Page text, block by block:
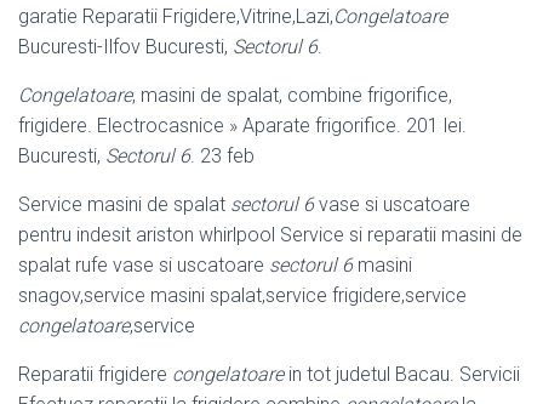
garatie Reparatii Frigidere,Vitrine,Lazi,Congelatoare
Bucuresti-Ilfov Bucuresti, Sectorul 6.
Congelatoare, masini de spalat, combine frigorifice,
frigidere. Electrocasnice » Aparate frigorifice. 201 lei.
Bucuresti, Sectorul 6. 23 feb
Service masini de spalat sectorul 6vase si uscatoare
pentru indesit ariston whirlpool Service si reparatii masini de
spalat rufe vase si uscatoare sectorul 6masini
snagov,service masini spalat,service frigidere,service
congelatoare,service
Reparatii frigidere congelatoarein tot judetul Bacau. Servicii